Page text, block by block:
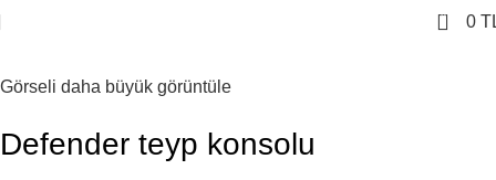
0 0
Görseli daha büyük görüntüle
Defender teyp konsolu